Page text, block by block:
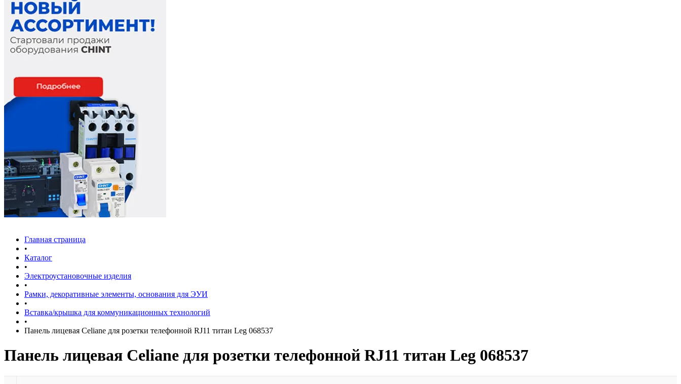
Главная страница
•
Каталог
•
Электроустановочные изделия
•
Рамки, декоративные элементы, основания для ЭУИ
•
Вставка/крышка для коммуникационных технологий
•
Панель лицевая Celiane для розетки телефонной RJ11 титан Leg 068537
Панель лицевая Celiane для розетки телефонной RJ11 титан Leg 068537